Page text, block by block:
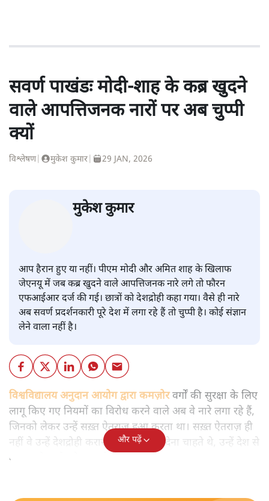
सवर्ण पाखंडः मोदी-शाह के कब्र खुदने
वाले आपत्तिजनक नारों पर अब चुप्पी
क्यों
विश्लेषण| मुकेश कुमार 29 JAN, 2026
मुकेश कुमार
आप हैरान हुए या नहीं। पीएम मोदी और अमित शाह के खिलाफ
जेएनयू में जब कब्र खुदने वाले आपत्तिजनक नारे लगे तो फौरन
एफआईआर दर्ज की गई। छात्रों को देशद्रोही कहा गया। वैसे ही नारे
अब सवर्ण प्रदर्शनकारी पूरे देश में लगा रहे हैं तो चुप्पी है। कोई संज्ञान